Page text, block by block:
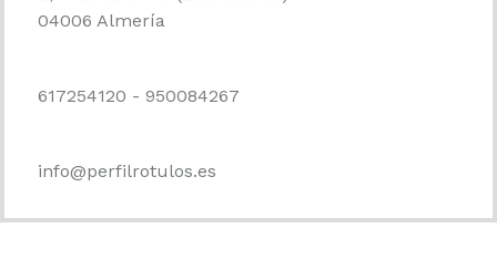
04006 Almería
617254120 - 950084267
info@perfilrotulos.es